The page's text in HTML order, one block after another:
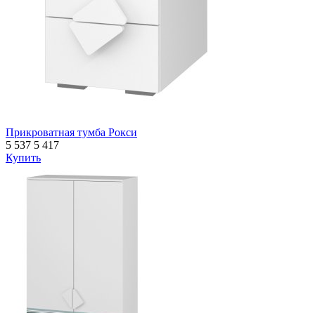
Прикроватная тумба Рокси
5 537 5 417
Купить